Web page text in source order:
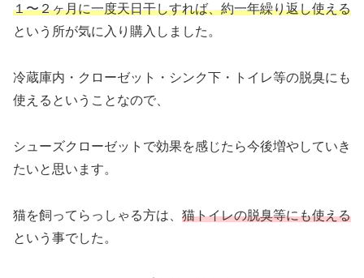
１〜２ヶ月に一度天日干しすれば、約一年繰り返し使える
という所が気に入り購入しました。
冷蔵庫内・クローゼット・シンク下・トイレ等の脱臭にも
使えるということなので、
シューズクローゼットで効果を感じたら今後増やしていき
たいと思います。
猫を飼ってらっしゃる方は、 猫トイレの脱臭等にも使える
という事でした。